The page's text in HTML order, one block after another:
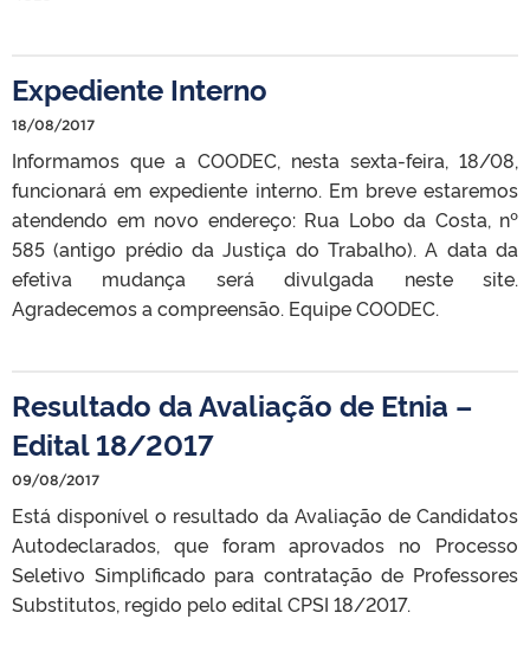
Expediente Interno
18/08/2017
Informamos que a COODEC, nesta sexta-feira, 18/08,
funcionará em expediente interno. Em breve estaremos
atendendo em novo endereço: Rua Lobo da Costa, nº
585 (antigo prédio da Justiça do Trabalho). A data da
efetiva mudança será divulgada neste site.
Agradecemos a compreensão. Equipe COODEC.
Resultado da Avaliação de Etnia –
Edital 18/2017
09/08/2017
Está disponível o resultado da Avaliação de Candidatos
Autodeclarados, que foram aprovados no Processo
Seletivo Simplificado para contratação de Professores
Substitutos, regido pelo edital CPSI 18/2017.